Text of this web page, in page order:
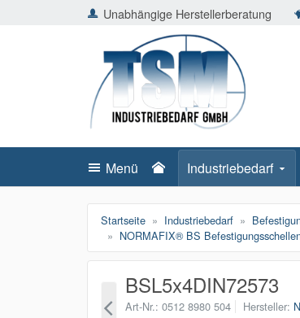
Unabhängige Herstellerberatung
schließen
Suche
Menü Industriebedarf
Startseite Industriebedarf
NORMAFIX® BS
BSL5x4DIN72573
Art-Nr. 0512 8980 504 Hersteller